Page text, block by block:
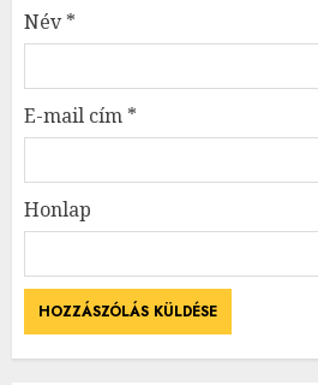
Név*
E-mail cím *
Honlap